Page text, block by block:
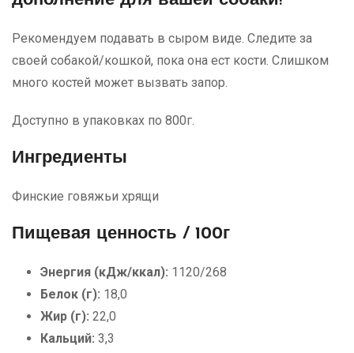
Рекомендуем подавать в сыром виде. Следите за
своей собакой/кошкой, пока она ест кости. Слишком
много костей может вызвать запор.
Доступно в упаковках по 800г.
Ингредиенты
Финские говяжьи хрящи
Пищевая ценность / 100г
Энергия (кДж/ккал): 1120/268
Белок (г): 18,0
Жир (г): 22,0
Кальций: 3,3